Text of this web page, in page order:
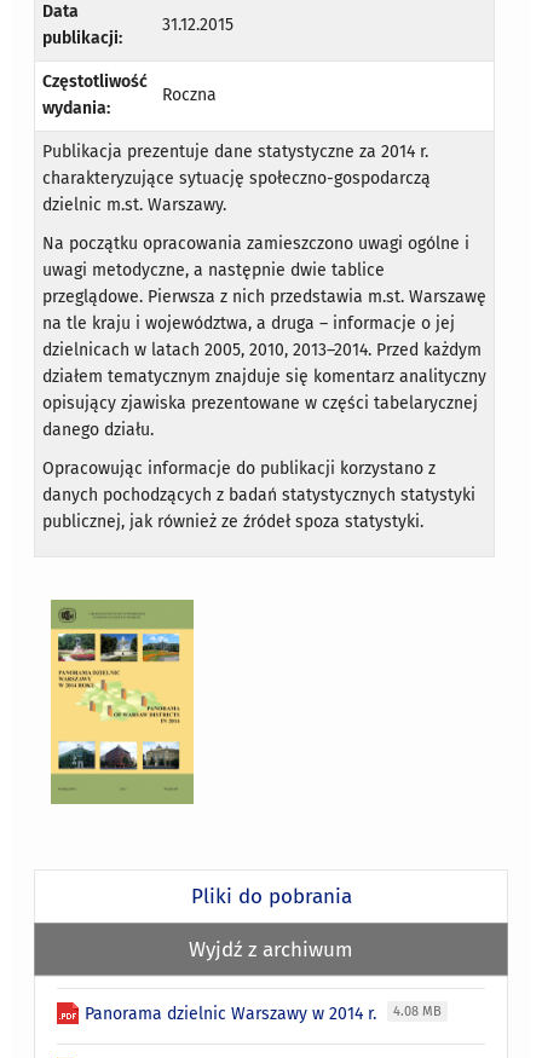
Data
publikacji:
31.12.2015
Częstotliwość
wydania:
Roczna
Publikacja prezentuje dane statystyczne za 2014 r.
charakteryzujące sytuację społeczno-gospodarczą
dzielnic m.st. Warszawy.
Na początku opracowania zamieszczono uwagi ogólne i
uwagi metodyczne, a następnie dwie tablice
przeglądowe. Pierwsza z nich przedstawia m.st. Warszawę
na tle kraju i województwa, a druga – informacje o jej
dzielnicach w latach 2005, 2010, 2013–2014. Przed każdym
działem tematycznym znajduje się komentarz analityczny
opisujący zjawiska prezentowane w części tabelarycznej
danego działu.
Opracowując informacje do publikacji korzystano z
danych pochodzących z badań statystycznych statystyki
publicznej, jak również ze źródeł spoza statystyki.
Pliki do pobrania
Wyjdź z archiwum
Panorama dzielnic Warszawy w 2014 r. 4.08 MB